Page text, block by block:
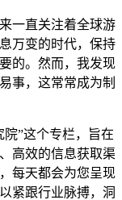
一直关注着全球游
万变的时代，保持
的。然而，我发现
事，这常常成为制
”这个专栏，旨在
高效的信息获取渠
每天都会为您呈现
紧跟行业脉搏，洞